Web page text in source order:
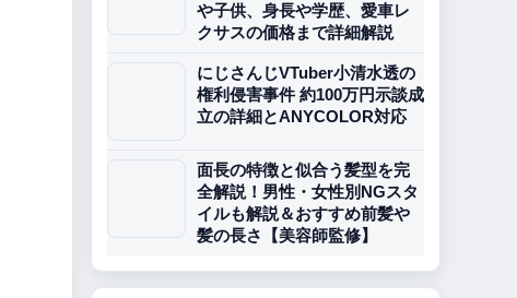
や子供、身長や学歴、愛車レ
クサスの価格まで詳細解説
にじさんじVTuber小清水透の
権利侵害事件 約100万円示談成
立の詳細とANYCOLOR対応
面長の特徴と似合う髪型を完
全解説！男性・女性別NGスタ
イルも解説＆おすすめ前髪や
髪の長さ【美容師監修】